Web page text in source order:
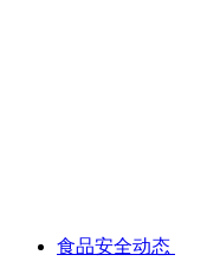
食品安全动态